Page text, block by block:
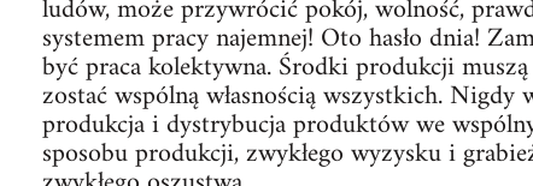
ludów, może przywrócić pokój, wolność,
systemem pracy najemnej! Oto hasło dnia!
być praca kolektywna. Środki produkcji
zostać wspólną własnością wszystkich.
produkcja i dystrybucja produktów we
sposobu produkcji, zwykłego wyzysku i